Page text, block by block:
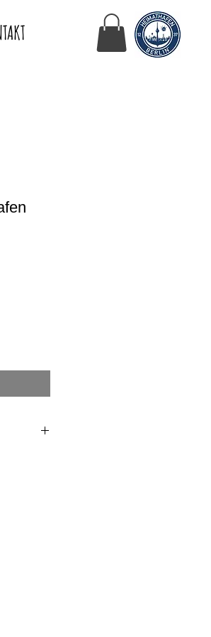
Ideal